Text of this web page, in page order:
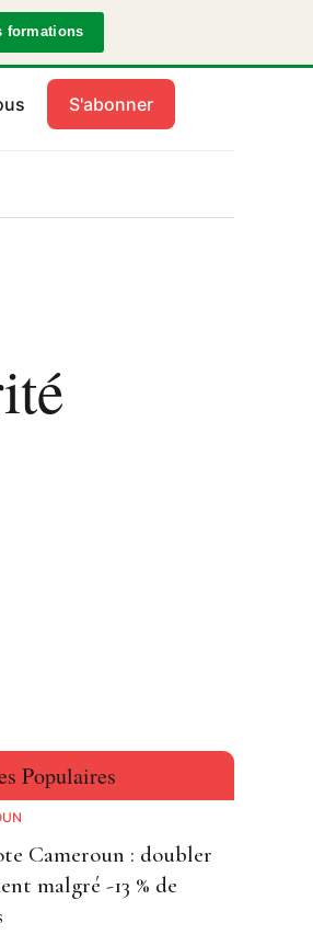
formations
S'abonner
Populaires
Cameroun : doubler
malgré -13 % de